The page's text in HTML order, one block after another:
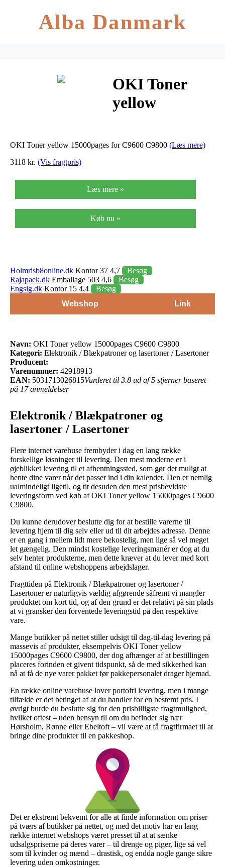
Alba Danmark
OKI Toner
yellow
C9600 C9800
OKI Toner yellow 15000pages for C9600 C9800 (Læs mere)
3118 kr. (Vis fragtpris)
Læs mere »
Køb nu »
Holmrisb8online.dk Kontor 37 4,7
Besøg
Rajapack.dk Emballage 503 4,6
Besøg
Engsig.dk Kontor 15 4,4
Besøg
Webshop
Link
Navn: OKI Toner yellow 15000pages C9600 C9800
Kategori: Elektronik / Blækpatroner og lasertoner / Lasertoner
Producent:
Varenummer: 42918913
EAN: 5031713026815Vurderet til 3.8 ud af 5 stjerner baseret
på 17 anmeldelser
Elektronik / Blækpatroner og
lasertoner / Lasertoner
Flere internet varehuse frembyder i dag en lang række
forskellige løsninger til levering. Den mest moderne er i
øjeblikket levering til et afhentningssted, som gør det muligt at
hente dine varer når det passer ind i din kalender. Den er nemlig
ualmindeligt ligetil, og tit desuden den mest prisbevidste
leveringsform ved køb af OKI Toner yellow 15000pages C9600
C9800.
Du kunne derudover beslutte dig for at bestille varerne til
levering hjem til dig selv eller ud til dit arbejdes adresse. Denne
er en gang i mellem lidt mere bekostelig, men lige så vel meget
let gængelig. Den mindst kostelige leveringsmanér er dog at du
selv henter produkterne, men dette kræver at du lever med kort
afstand til online webshoppens arbejdslager.
Fragttiden på Elektronik / Blækpatroner og lasertoner /
Lasertoner er naturligvis vældig afgørende såfremt vi mangler
produktet om kort tid, og af den grund er det relativt på sin plads
at vi gransker den forventede leveringstid på den respektive
vare.
Mange butikker på nettet stiller udsigt til dag-til-dag levering på
massevis af produkter, eksempelvis OKI Toner yellow
15000pages C9600 C9800, der dog afhænger af at bestillingen
placeres forinden et givent tidspunkt, så de med sikkerhed kan
nå at få de nye varer pakket før pakkepersonalet drager hjemad.
En række online varehuse lover portofri levering, men i mange
tilfælde er det betinget af at du handler for en bestemt pris. I
øvrigt burde du beslutte sig for den prisbilligste fragtmulighed,
hvilket oftest – uden hensyn til om du befinder sig nær
Hørsholm, Rønne eller Ebeltoft – vil være at få fragtfirmaet til at
bringe dine produkter til en pakkeshop.
Det er ekstremt bekvemt for alle at finde information om priser
på tværs af butikker på nettet, og med det motiv har en lang
række internet webshops været presset til at at sænke
udsalgspriserne på deres varer – til drenge og piger, lige så vel
som til kvinder og mænd – drastisk, og endda nogle gange sikre
levering uden omkostninger.